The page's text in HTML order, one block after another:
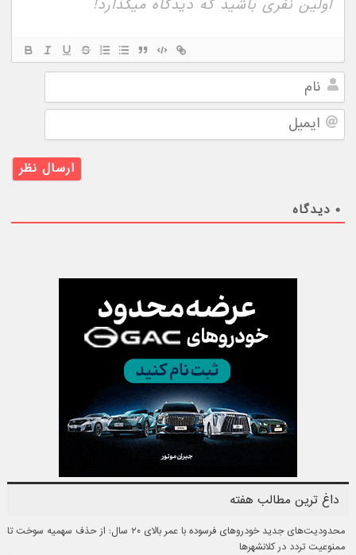
نام
ایمیل
۰ دیدگاه
داغ ترین مطالب هفته
محدودیت‌های جدید خودروهای فرسوده با عمر بالای ۲۰ سال: از حذف سهمیه سوخت تا
ممنوعیت تردد در کلانشهرها